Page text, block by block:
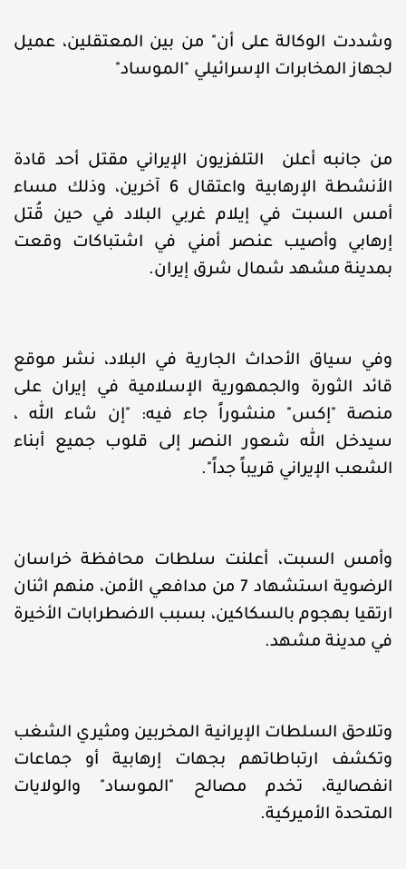
وشددت الوكالة على أن" من بين المعتقلين، عميل
لجهاز المخابرات الإسرائيلي "الموساد"
من جانبه أعلن التلفزيون الإيراني مقتل أحد قادة
الأنشطة الإرهابية واعتقال 6 آخرين، وذلك مساء
أمس السبت في إيلام غربي البلاد في حين قُتل
إرهابي وأصيب عنصر أمني في اشتباكات وقعت
بمدينة مشهد شمال شرق إيران.
وفي سياق الأحداث الجارية في البلاد، نشر موقع
قائد الثورة والجمهورية الإسلامية في إيران على
منصة "إكس" منشوراً جاء فيه: "إن شاء الله ،
سيدخل الله شعور النصر إلى قلوب جميع أبناء
الشعب الإيراني قريباً جداً".
وأمس السبت، أعلنت سلطات محافظة خراسان
الرضوية استشهاد 7 من مدافعي الأمن، منهم اثنان
ارتقيا بهجوم بالسكاكين، بسبب الاضطرابات الأخيرة
في مدينة مشهد.
وتلاحق السلطات الإيرانية المخربين ومثيري الشغب
وتكشف ارتباطاتهم بجهات إرهابية أو جماعات
انفصالية، تخدم مصالح "الموساد" والولايات
المتحدة الأميركية.